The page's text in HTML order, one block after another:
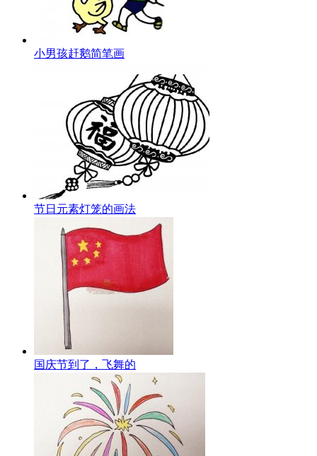
小男孩赶鹅简笔画
节日元素灯笼的画法
国庆节到了，飞舞的